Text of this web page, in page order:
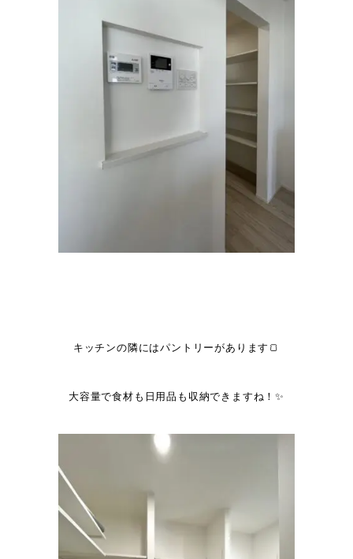
キッチンの隣にはパントリーがあります🍞
大容量で食材も日用品も収納できますね！✨